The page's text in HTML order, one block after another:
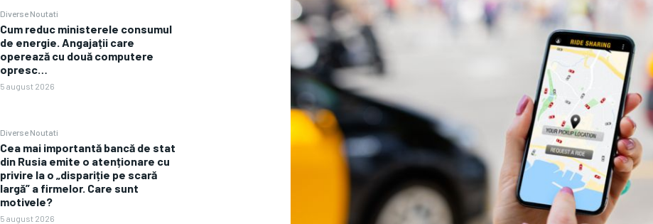
Diverse Noutati
Cum reduc ministerele consumul
de energie. Angajații care
operează cu două computere
opresc…
5 august 2026
Diverse Noutati
Cea mai importantă bancă de stat
din Rusia emite o atenționare cu
privire la o „dispariție pe scară
largă” a firmelor. Care sunt
motivele?
5 august 2026